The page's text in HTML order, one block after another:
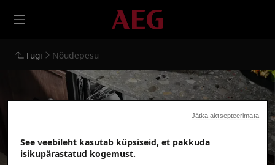
Tugi Nõudepesu
Toetus Nõudepesu
See veebileht kasutab küpsiseid, et pakkuda
isikupärastatud kogemust.
Jätka aktsepteerimata